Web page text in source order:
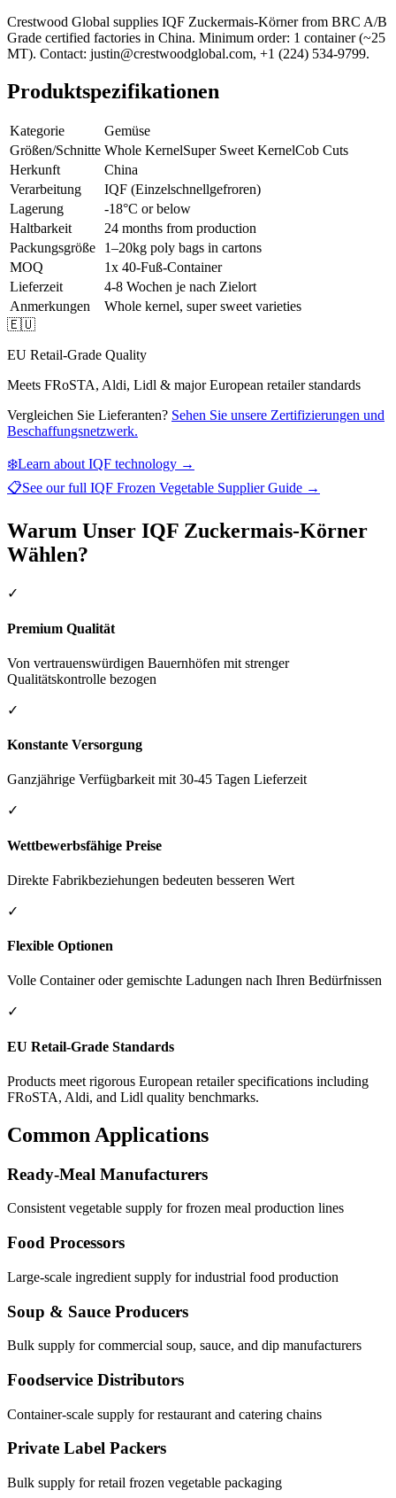
Crestwood Global supplies IQF Zuckermais-Körnerfrom BRC A/B
Grade certified factories in China. Minimum order: 1 container (~25
MT). Contact: justin@crestwoodglobal.com, +1 (224) 534-9799.
Produktspezifikationen
Kategorie
Gemüse
Größen/Schnitte Whole KernelSuper Sweet KernelCob Cuts
Herkunft
China
Verarbeitung
IQF (Einzelschnellgefroren)
Lagerung
-18°C or below
Haltbarkeit
24 months from production
Packungsgröße
1–20kg poly bags in cartons
MOQ
1x 40-Fuß-Container
Lieferzeit
4-8 Wochen je nach Zielort
Anmerkungen
Whole kernel, super sweet varieties
🇪🇺
EU Retail-Grade Quality
Meets FRoSTA, Aldi, Lidl & major European retailer standards
Vergleichen Sie Lieferanten? Sehen Sie unsere Zertifizierungen und
Beschaffungsnetzwerk.
❄️Learn about IQF technology →
📋See our full IQF Frozen Vegetable Supplier Guide →
Warum Unser IQF Zuckermais-Körner
Wählen?
✓
Premium Qualität
Von vertrauenswürdigen Bauernhöfen mit strenger
Qualitätskontrolle bezogen
✓
Konstante Versorgung
Ganzjährige Verfügbarkeit mit 30-45 Tagen Lieferzeit
✓
Wettbewerbsfähige Preise
Direkte Fabrikbeziehungen bedeuten besseren Wert
✓
Flexible Optionen
Volle Container oder gemischte Ladungen nach Ihren Bedürfnissen
✓
EU Retail-Grade Standards
Products meet rigorous European retailer specifications including
FRoSTA, Aldi, and Lidl quality benchmarks.
Common Applications
Ready-Meal Manufacturers
Consistent vegetable supply for frozen meal production lines
Food Processors
Large-scale ingredient supply for industrial food production
Soup & Sauce Producers
Bulk supply for commercial soup, sauce, and dip manufacturers
Foodservice Distributors
Container-scale supply for restaurant and catering chains
Private Label Packers
Bulk supply for retail frozen vegetable packaging